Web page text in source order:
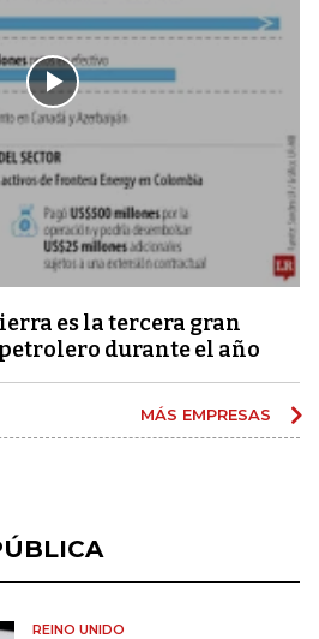
es la tercera gran
durante el año
MÁS EMPRESAS
REINO UNIDO